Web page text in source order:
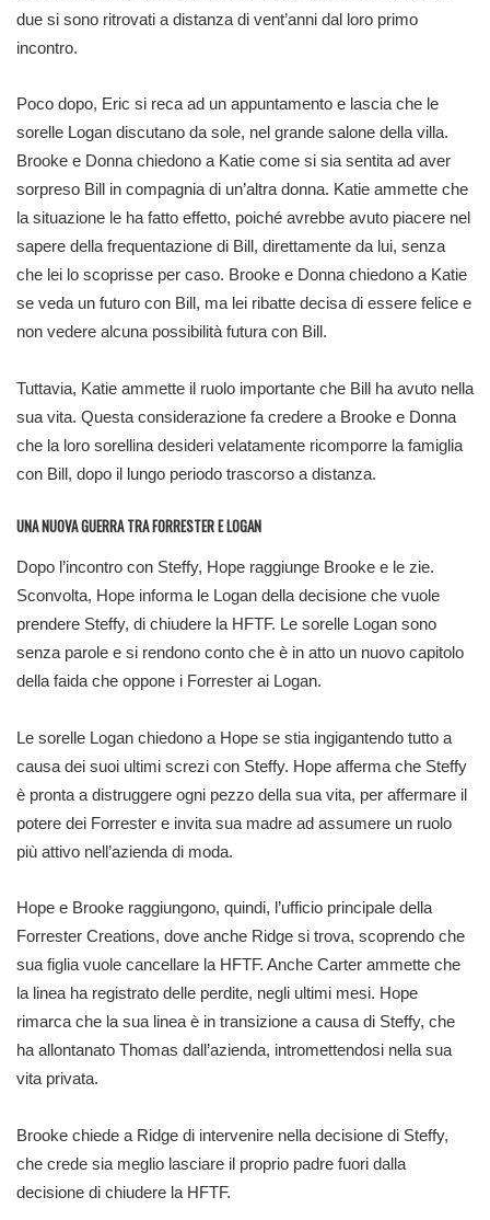
due si sono ritrovati a distanza di vent’anni dal loro primo
incontro.
Poco dopo, Eric si reca ad un appuntamento e lascia che le
sorelle Logan discutano da sole, nel grande salone della villa.
Brooke e Donna chiedono a Katie come si sia sentita ad aver
sorpreso Bill in compagnia di un’altra donna. Katie ammette che
la situazione le ha fatto effetto, poiché avrebbe avuto piacere nel
sapere della frequentazione di Bill, direttamente da lui, senza
che lei lo scoprisse per caso. Brooke e Donna chiedono a Katie
se veda un futuro con Bill, ma lei ribatte decisa di essere felice e
non vedere alcuna possibilità futura con Bill.
Tuttavia, Katie ammette il ruolo importante che Bill ha avuto nella
sua vita. Questa considerazione fa credere a Brooke e Donna
che la loro sorellina desideri velatamente ricomporre la famiglia
con Bill, dopo il lungo periodo trascorso a distanza.
UNA NUOVA GUERRA TRA FORRESTER E LOGAN
Dopo l’incontro con Steffy, Hope raggiunge Brooke e le zie.
Sconvolta, Hope informa le Logan della decisione che vuole
prendere Steffy, di chiudere la HFTF. Le sorelle Logan sono
senza parole e si rendono conto che è in atto un nuovo capitolo
della faida che oppone i Forrester ai Logan.
Le sorelle Logan chiedono a Hope se stia ingigantendo tutto a
causa dei suoi ultimi screzi con Steffy. Hope afferma che Steffy
è pronta a distruggere ogni pezzo della sua vita, per affermare il
potere dei Forrester e invita sua madre ad assumere un ruolo
più attivo nell’azienda di moda.
Hope e Brooke raggiungono, quindi, l’ufficio principale della
Forrester Creations, dove anche Ridge si trova, scoprendo che
sua figlia vuole cancellare la HFTF. Anche Carter ammette che
la linea ha registrato delle perdite, negli ultimi mesi. Hope
rimarca che la sua linea è in transizione a causa di Steffy, che
ha allontanato Thomas dall’azienda, intromettendosi nella sua
vita privata.
Brooke chiede a Ridge di intervenire nella decisione di Steffy,
che crede sia meglio lasciare il proprio padre fuori dalla
decisione di chiudere la HFTF.